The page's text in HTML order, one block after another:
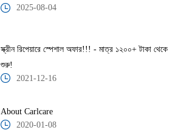
2025-08-04
স্ক্রীন রিপেয়ারে স্পেশাল অফার!!! - মাত্র ১২০০+ টাকা থেকে
শুরু!
2021-12-16
About Carlcare
2020-01-08